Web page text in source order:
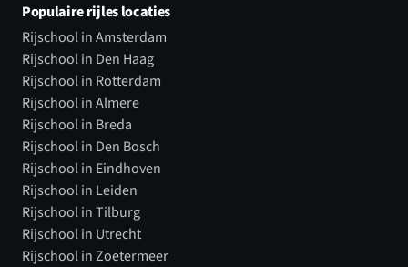
Populaire rijles locaties
Rijschool in Amsterdam
Rijschool in Den Haag
Rijschool in Rotterdam
Rijschool in Almere
Rijschool in Breda
Rijschool in Den Bosch
Rijschool in Eindhoven
Rijschool in Leiden
Rijschool in Tilburg
Rijschool in Utrecht
Rijschool in Zoetermeer